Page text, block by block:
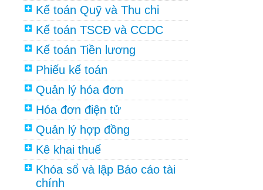
Kế toán Quỹ và Thu chi
Kế toán TSCĐ và CCDC
Kế toán Tiền lương
Phiếu kế toán
Quản lý hóa đơn
Hóa đơn điện tử
Quản lý hợp đồng
Kê khai thuế
Khóa sổ và lập Báo cáo tài
chính